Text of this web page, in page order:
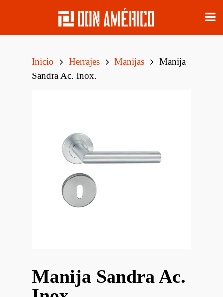
Inicio Herrajes Manijas
Manija
Sandra Ac. Inox.
Manija Sandra Ac.